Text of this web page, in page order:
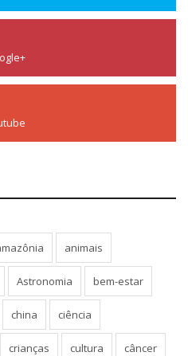
animais
Astronomia bem-estar
china ciência
crianças cultura câncer